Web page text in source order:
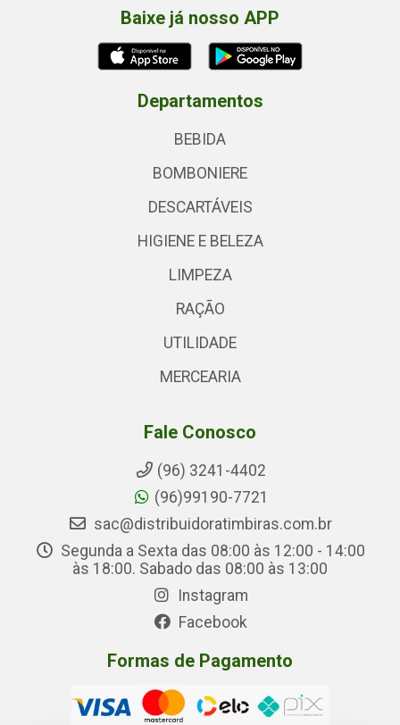
Baixe já nosso APP
Departamentos
BEBIDA
BOMBONIERE
DESCARTÁVEIS
HIGIENE E BELEZA
LIMPEZA
RAÇÃO
UTILIDADE
MERCEARIA
Fale Conosco
(96) 3241-4402
(96)99190-7721
sac@distribuidoratimbiras.com.br
Segunda a Sexta das 08:00 às 12:00 - 14:00
às 18:00. Sabado das 08:00 às 13:00
Instagram
Facebook
Formas de Pagamento